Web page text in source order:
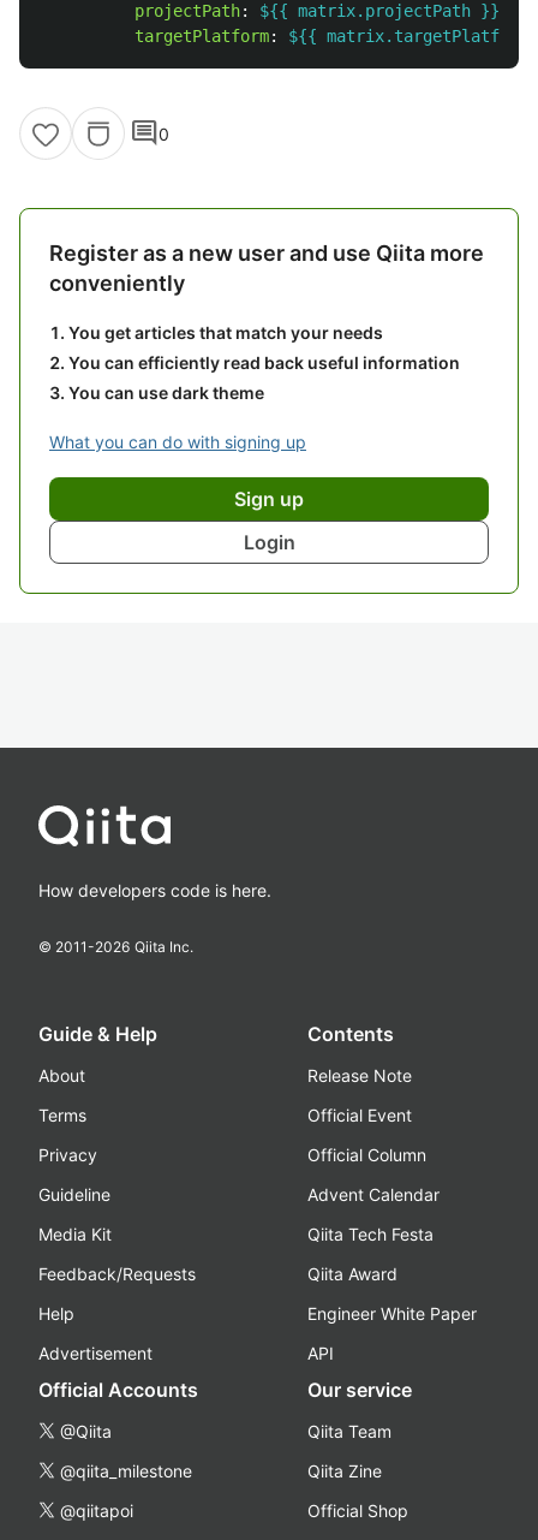
projectPath:
${{ matrix.projectPath }}
targetPlatform: ${{
comment0
Register as a new user and use Qiita more
conveniently
You get articles that match your needs
You can efficiently read back useful information
You can use dark theme
What you can do with signing up
Sign up
Login
How developers code is here.
© 2011-2026 Qiita Inc.
Guide & Help
About
Terms
Privacy
Guideline
Media Kit
Feedback/Requests
Help
Advertisement
Contents
Release Note
Official Event
Official Column
Advent Calendar
Qiita Tech Festa
Qiita Award
Engineer White Paper
API
Official Accounts
@Qiita
@qiita_milestone
@qiitapoi
Our service
Qiita Team
Qiita Zine
Official Shop